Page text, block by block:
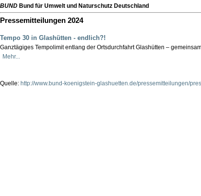
BUND Bund für Umwelt und Naturschutz Deutschland
Pressemitteilungen 2024
Tempo 30 in Glashütten - endlich?!
Ganztägiges Tempolimit entlang der Ortsdurchfahrt Glashütten –
Mehr...
Quelle: http://www.bund-koenigstein-glashuetten.de/pressemitteilungen/